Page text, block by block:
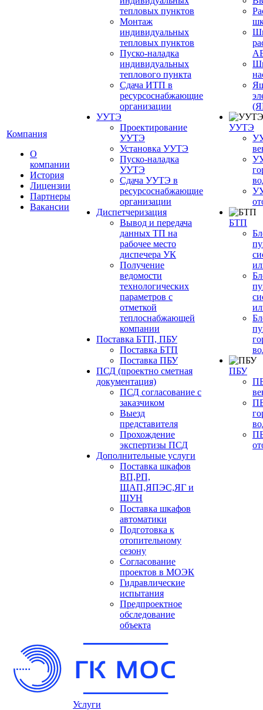
Компания
О
компании
История
Лицензии
Партнеры
Вакансии
тепловых пунктов
Монтаж
индивидуальных
тепловых пунктов
Пуско-наладка
индивидуальных
теплового пункта
Сдача ИТП в
ресурсоснабжающие
организации
УУТЭ
Проектирование
УУТЭ
Установка УУТЭ
Пуско-наладка
УУТЭ
Сдача УУТЭ в
ресурсоснабжающие
организации
Диспетчеризация
Вывод и передача
данных ТП на
рабочее место
диспечера УК
Получение
ведомости
технологических
параметров с
отметкой
теплоснабжающей
компании
Поставка БТП, ПБУ
Поставка БТП
Поставка ПБУ
ПСД (проектно сметная
документация)
ПСД согласование с
заказчиком
Выезд
представителя
Прохождение
экспертизы ПСД
Дополнительные услуги
Поставка шкафов
ВП,РП,
ЩАП,ЯПЭС,ЯГ и
ШУН
Поставка шкафов
автоматики
Подготовка к
отопительному
сезону
Согласование
проектов в МОЭК
Гидравлические
испытания
Предпроектное
обследование
объекта
УУТЭ
БТП
ПБУ
Услуги